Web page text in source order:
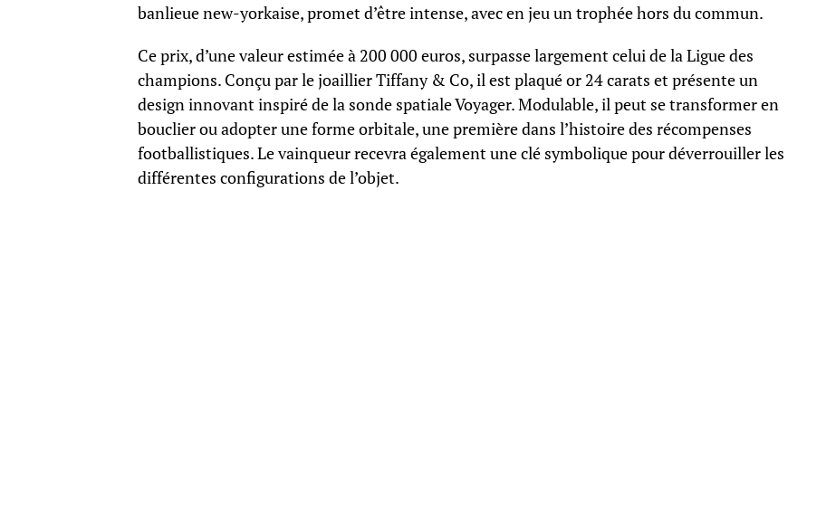
banlieue new-yorkaise, promet d’être intense, avec en jeu un trophée hors du commun.
Ce prix, d’une valeur estimée à 200 000 euros, surpasse largement celui de la Ligue des
champions. Conçu par le joaillier Tiffany & Co, il est plaqué or 24 carats et présente un
design innovant inspiré de la sonde spatiale Voyager. Modulable, il peut se transformer en
bouclier ou adopter une forme orbitale, une première dans l’histoire des récompenses
footballistiques. Le vainqueur recevra également une clé symbolique pour déverrouiller les
différentes configurations de l’objet.